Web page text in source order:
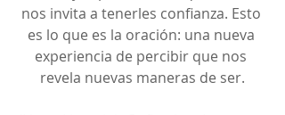
nos invita a tenerles confianza. Esto
es lo que es la oración: una nueva
experiencia de percibir que nos
revela nuevas maneras de ser.